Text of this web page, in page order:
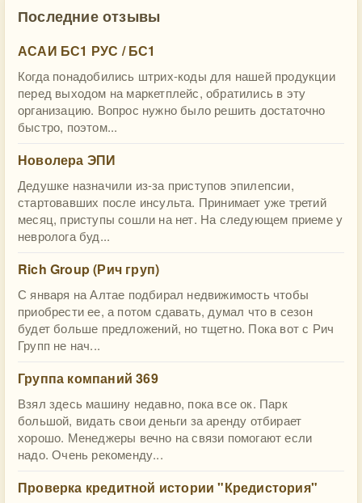
Последние отзывы
АСАИ БС1 РУС / БС1
Когда понадобились штрих-коды для нашей продукции
перед выходом на маркетплейс, обратились в эту
организацию. Вопрос нужно было решить достаточно
быстро, поэтом...
Новолера ЭПИ
Дедушке назначили из-за приступов эпилепсии,
стартовавших после инсульта. Принимает уже третий
месяц, приступы сошли на нет. На следующем приеме у
невролога буд...
Rich Group (Рич груп)
С января на Алтае подбирал недвижимость чтобы
приобрести ее, а потом сдавать, думал что в сезон
будет больше предложений, но тщетно. Пока вот с Рич
Групп не нач...
Группа компаний 369
Взял здесь машину недавно, пока все ок. Парк
большой, видать свои деньги за аренду отбирает
хорошо. Менеджеры вечно на связи помогают если
надо. Очень рекоменду...
Проверка кредитной истории "Кредистория"